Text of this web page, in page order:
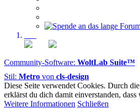
Community-Software: WoltLab Suite™
Stil: Metro von cls-design
Diese Seite verwendet Cookies. Durch
erklärst du dich damit einverstanden, dass
Weitere Informationen Schließen